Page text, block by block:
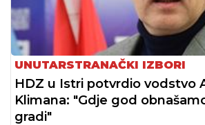
UNUTARSTRANAČKI IZBORI
HDZ u Istri potvrdio vodstvo
Klimana: "Gdje god
gradi"